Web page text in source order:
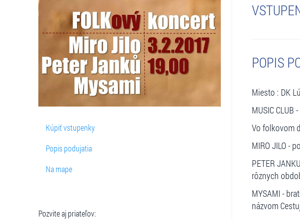
Kúpiť vstupenky
Popis podujatia
Na mape
Pozvite aj priateľov:
POPIS
Miesto : DK
MUSIC
Vo folkovom
MIRO JILO -
PETER
rôznych
MYSAMI -
názvom